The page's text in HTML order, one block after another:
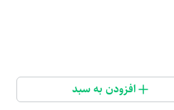
افزودن به سبد